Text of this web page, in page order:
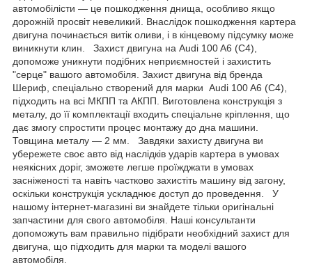
автомобілісти — це пошкодження днища, особливо якщо
дорожній просвіт невеликий. Внаслідок пошкодження картера
двигуна починається витік оливи, і в кінцевому підсумку може
виникнути клин. Захист двигуна на Audi 100 A6 (C4),
допоможе уникнути подібних неприємностей і захистить
"серце" вашого автомобіля. Захист двигуна від бренда
Шериф, спеціально створений для марки Audi 100 A6 (C4),
підходить на всі МКПП та АКПП. Виготовлена конструкція з
металу, до її комплектації входить спеціальне кріплення, що
дає змогу спростити процес монтажу до дна машини.
Товщина металу — 2 мм. Завдяки захисту двигуна ви
убережете своє авто від наслідків ударів картера в умовах
неякісних доріг, зможете легше проїжджати в умовах
засніженості та навіть частково захистіть машину від загону,
оскільки конструкція ускладнює доступ до проведення. У
нашому інтернет-магазині ви знайдете тільки оригінальні
запчастини для свого автомобіля. Наші консультанти
допоможуть вам правильно підібрати необхідний захист для
двигуна, що підходить для марки та моделі вашого
автомобіля.